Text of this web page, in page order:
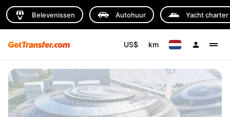
Belevenissen Autohuur Yacht charter
US$ km